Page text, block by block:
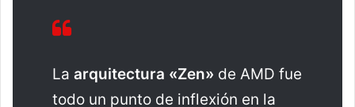
La arquitectura «Zen» de AMD fue
todo un punto de inflexión en la